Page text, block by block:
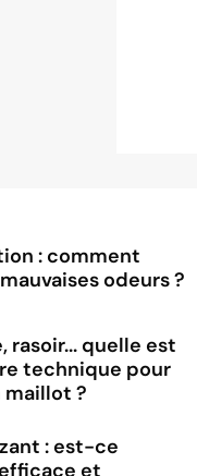
: comment
odeurs ?
rasoir... quelle est
technique pour
maillot ?
: est-ce
et